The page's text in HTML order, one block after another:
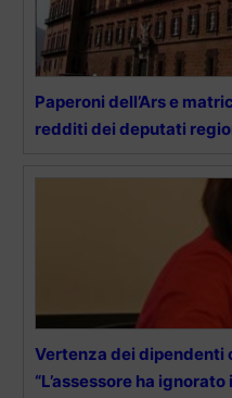
Paperoni dell’Ars e
redditi dei deputati
Vertenza dei dipendenti
“L’assessore ha